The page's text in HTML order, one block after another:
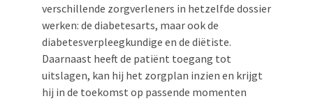
verschillende zorgverleners in hetzelfde dossier
werken: de diabetesarts, maar ook de
diabetesverpleegkundige en de diëtiste.
Daarnaast heeft de patiënt toegang tot
uitslagen, kan hij het zorgplan inzien en krijgt
hij in de toekomst op passende momenten